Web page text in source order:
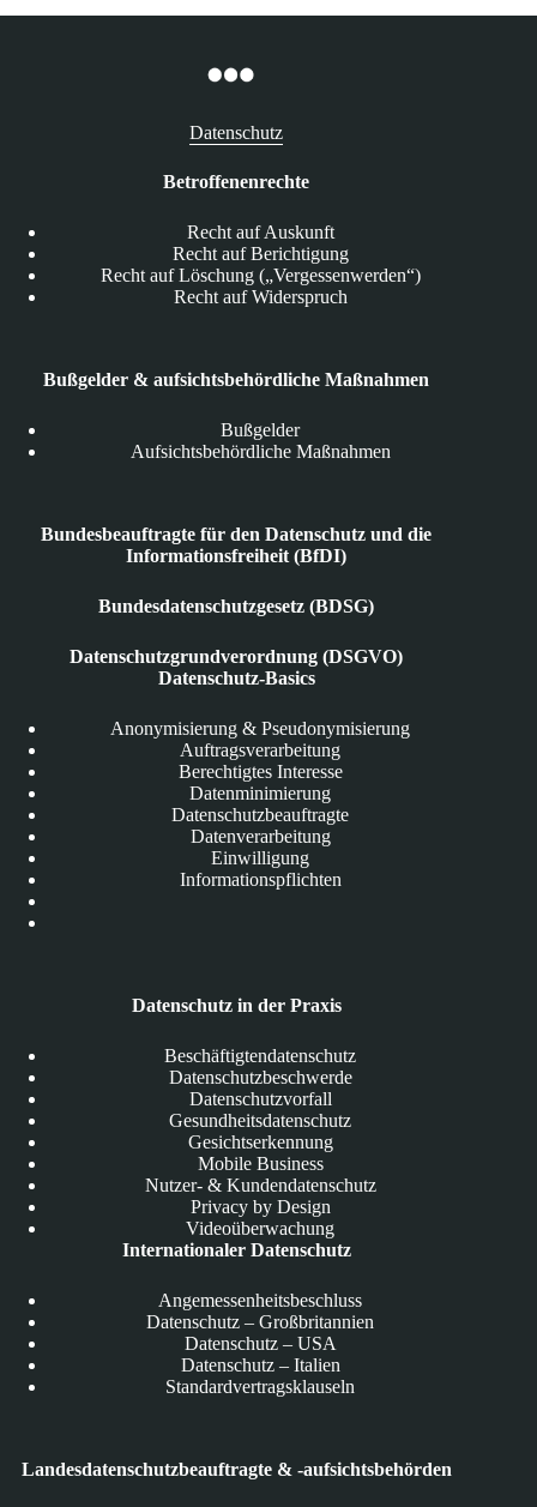
Datenschutz
Betroffenenrechte
Recht auf Auskunft
Recht auf Berichtigung
Recht auf Löschung („Vergessenwerden“)
Recht auf Widerspruch
Bußgelder & aufsichtsbehördliche Maßnahmen
Bußgelder
Aufsichtsbehördliche Maßnahmen
Bundesbeauftragte für den Datenschutz und die
Informationsfreiheit (BfDI)
Bundesdatenschutzgesetz (BDSG)
Datenschutzgrundverordnung (DSGVO)
Datenschutz-Basics
Anonymisierung & Pseudonymisierung
Auftragsverarbeitung
Berechtigtes Interesse
Datenminimierung
Datenschutzbeauftragte
Datenverarbeitung
Einwilligung
Informationspflichten
Datenschutz in der Praxis
Beschäftigtendatenschutz
Datenschutzbeschwerde
Datenschutzvorfall
Gesundheitsdatenschutz
Gesichtserkennung
Mobile Business
Nutzer- & Kundendatenschutz
Privacy by Design
Videoüberwachung
Internationaler Datenschutz
Angemessenheitsbeschluss
Datenschutz – Großbritannien
Datenschutz – USA
Datenschutz – Italien
Standardvertragsklauseln
Landesdatenschutzbeauftragte & -aufsichtsbehörden